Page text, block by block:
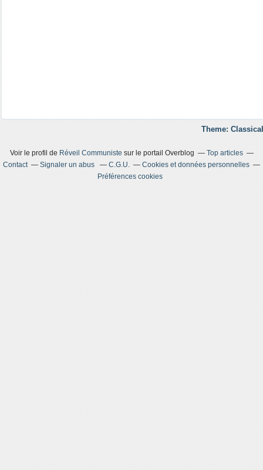
Theme:
Voir le profil de Réveil Communiste sur le portail Overblog
Top articles
Contact
Signaler un abus C.G.U.
Cookies et données personnelles
Préférences cookies